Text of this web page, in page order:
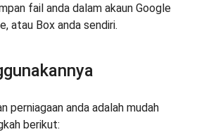
fail anda dalam akaun Google
atau Box anda sendiri.
perniagaan anda adalah mudah
berikut: